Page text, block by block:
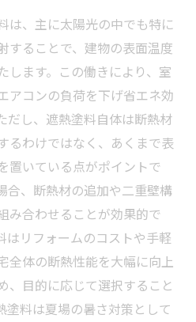
！外壁断熱の効果的なリ
！遮熱塗料を使った外壁
は、主に太陽光の中でも特に
することで、建物の表面温度
します。この働きにより、室
アコンの負荷を下げ省エネ効
だし、遮熱塗料自体は断熱材
るわけではなく、あくまで表
置いている点がポイントで
合、断熱材の追加や二重壁構
み合わせることが効果的で
はリフォームのコストや手軽
全体の断熱性能を大幅に向上
、目的に応じて選択すること
塗料は夏場の暑さ対策として